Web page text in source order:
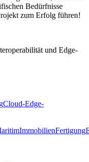
Bedürfnisse
zum Erfolg führen!
und Edge-
Cloud-Edge-
ImmobilienFertigung